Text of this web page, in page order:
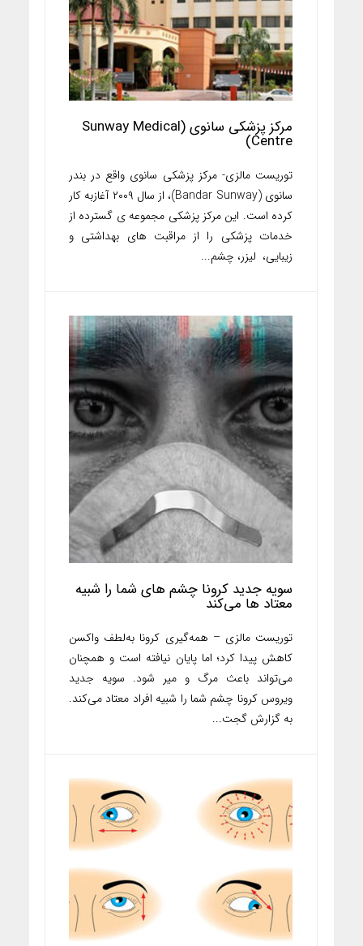
مرکز پزشکی سانوی (Sunway Medical
Centre)
توریست مالزی- مرکز پزشکی سانوی واقع در بندر
سانوی (Bandar Sunway)، از سال ۲۰۰۹ آغازبه کار
کرده است. این مرکز پزشکی مجموعه ی گسترده از
خدمات پزشکی را از مراقبت های بهداشتی و
زیبایی، لیزر، چشم...
سویه جدید کرونا چشم های شما را شبیه
معتاد ها می‌کند
توریست مالزی – همه‌گیری کرونا به‌لطف واکسن
کاهش پیدا کرد؛ اما پایان نیافته است و همچنان
می‌تواند باعث مرگ و میر‍ شود. سویه جدید
ویروس کرونا چشم شما را شبیه افراد معتاد می‌کند.
به گزارش گجت...